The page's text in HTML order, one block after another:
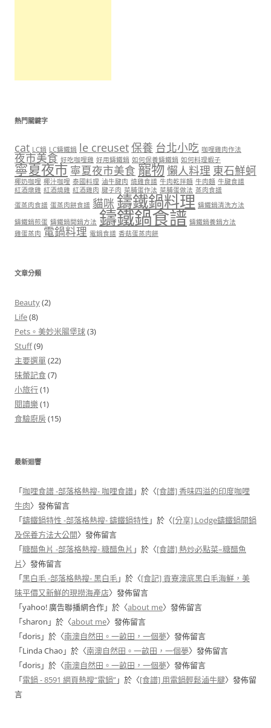
熱門關鍵字
cat LC鍋 LC鑄鐵鍋 le creuset保養 台北小吃 咖哩雞肉作法
夜市美食 好吃咖哩雞 好用鑄鐵鍋 如何保養鑄鐵鍋 如何料理蝦子
寧夏夜市 寧夏夜市美食 寵物懶人料理 東石鮮蚵
椰奶咖哩 椰汁咖哩 泰國料理 滷牛腱肉 燒雞食譜 牛肉乾拌麵 牛肉麵 牛腱食譜
紅酒燉雞 紅酒燒雞 紅酒雞肉 腱子肉 菜脯蛋作法 菜脯蛋做法 蒸肉食譜
蛋蒸肉食譜 蛋蒸肉餅食譜 貓咪 鑄鐵鍋料理 鑄鐵鍋清洗方法
鑄鐵鍋煎蛋 鑄鐵鍋開鍋方法 鑄鐵鍋食譜 鑄鐵鍋養鍋方法
雞蛋蒸肉 電鍋料理 電鍋食譜 香菇蛋蒸肉餅
文章分類
Beauty(2)
Life(8)
Pets。美妙米腸堡球(3)
Stuff(9)
主要選單(22)
味蕾記食(7)
小旅行(1)
閱讀樂(1)
食驗廚房(15)
最新迴響
「咖哩食譜 -部落格熱搜- 咖哩食譜」於〈[食譜] 香味四溢的印度咖哩
牛肉〉發佈留言
「鑄鐵鍋特性 -部落格熱搜- 鑄鐵鍋特性 」於〈[分享] Lodge鑄鐵鍋開鍋
及保養方法大公開〉發佈留言
「糖醋魚片 -部落格熱搜- 糖醋魚片 」於〈[食譜] 熱炒必點菜–糖醋魚
片 〉發佈留言
「黑白毛 -部落格熱搜- 黑白毛」於〈[食記] 貢寮澳底黑白毛海鮮，美
味平價又新鮮的現撈海產店〉發佈留言
「yahoo! 廣告聯播網合作」於〈about me〉發佈留言
「sharon 」於〈about me〉發佈留言
「doris」於〈南澳自然田。一畝田，一個夢〉發佈留言
「Linda Chao 」於〈南澳自然田。一畝田，一個夢〉發佈留言
「doris」於〈南澳自然田。一畝田，一個夢〉發佈留言
「電鍋 - 8591 網頁熱搜“電鍋”」於〈[食譜] 用電鍋輕鬆滷牛腱〉發佈留
言